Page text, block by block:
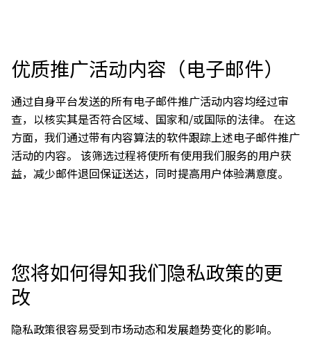
优质推广活动内容（电子邮件）
通过自身平台发送的所有电子邮件推广活动内容均经过审
查，以核实其是否符合区域、国家和/或国际的法律。 在这
方面，我们通过带有内容算法的软件跟踪上述电子邮件推广
活动的内容。 该筛选过程将使所有使用我们服务的用户获
益，减少邮件退回保证送达，同时提高用户体验满意度。
您将如何得知我们隐私政策的更
改
隐私政策很容易受到市场动态和发展趋势变化的影响。